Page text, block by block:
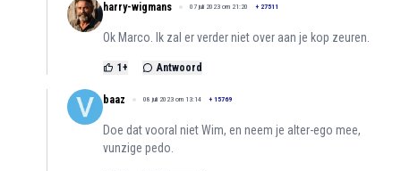
harry-wigmans 07 juli 2023 om 21:20 + 27511
Ok Marco. Ik zal er verder niet over aan je kop zeuren.
1 + Antwoord
baaz 08 juli 2023 om 13:14 + 15769
Doe dat vooral niet Wim, en neem je alter-ego mee,
vunzige pedo.